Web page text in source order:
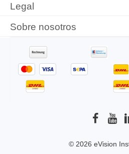
Legal
Sobre nosotros
© 2026 eVision